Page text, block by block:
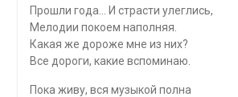
Прошли года… И страсти улеглись,
Мелодии покоем наполняя.
Какая же дороже мне из них?
Все дороги, какие вспоминаю.
Пока живу, вся музыкой полна